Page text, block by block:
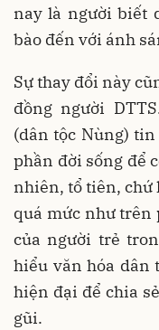
nay là người biết
bào đến với ánh
Sự thay đổi này
đồng người
(dân tộc Nùng)
phần đời sống để
nhiên, tổ tiên, chứ
quá mức như
của người trẻ
hiểu văn hóa dân
hiện đại để chia
gũi.